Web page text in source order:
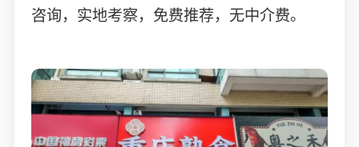
咨询，实地考察，免费推荐，无中介费。